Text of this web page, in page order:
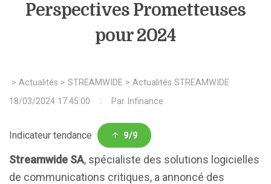
Perspectives Prometteuses
pour 2024
> Actualités > STREAMWIDE > Actualités STREAMWIDE
18/03/2024 17:45:00
Par Infinance
Indicateur tendance 9/9
Streamwide SA, spécialiste des solutions logicielles
de communications critiques, a annoncé des